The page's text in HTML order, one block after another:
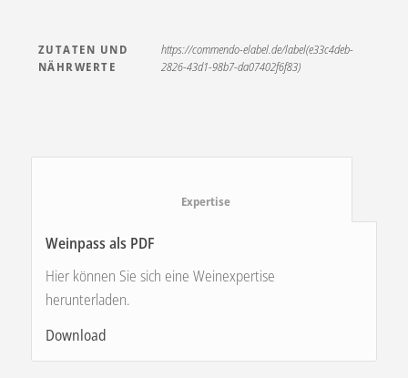
ZUTATEN UND
NÄHRWERTE
https://commendo-elabel.de/label(e33c4deb-
2826-43d1-98b7-da07402f6f83)
						Expertise
Weinpass als PDF
Hier können Sie sich eine Weinexpertise
herunterladen.
Download